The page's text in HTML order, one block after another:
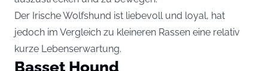
Der Irische Wolfshund ist liebevoll und loyal, hat
jedoch im Vergleich zu kleineren Rassen eine relativ
kurze Lebenserwartung.
Basset Hound